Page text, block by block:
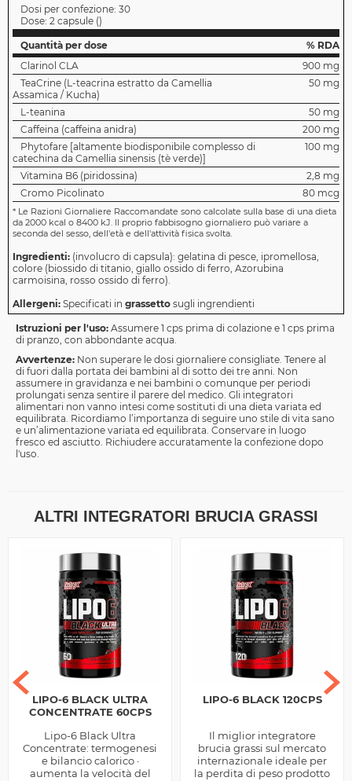
Dosi per confezione: 30
Dose: 2 capsule ()
Quantità per dose
% RDA
Clarinol CLA
900 mg
TeaCrine (L-teacrina estratto da Camellia
Assamica / Kucha)
50 mg
L-teanina
50 mg
Caffeina (caffeina anidra)
200 mg
Phytofare [altamente biodisponibile complesso di
catechina da Camellia sinensis (tè verde)]
100 mg
Vitamina B6 (piridossina)
2,8 mg
Cromo Picolinato
80 mcg
* Le Razioni Giornaliere Raccomandate sono calcolate sulla base di una dieta
da 2000 kcal o 8400 kJ. Il proprio fabbisogno giornaliero può variare a
seconda del sesso, dell'età e dell'attività fisica svolta.
Ingredienti: (involucro di capsula): gelatina di pesce, ipromellosa,
colore (biossido di titanio, giallo ossido di ferro, Azorubina
carmoisina, rosso ossido di ferro).
Allergeni: Specificati in grassetto sugli ingrendienti
Istruzioni per l'uso: Assumere 1 cps prima di colazione e 1 cps prima
di pranzo, con abbondante acqua.
Avvertenze: Non superare le dosi giornaliere consigliate. Tenere al
di fuori dalla portata dei bambini al di sotto dei tre anni. Non
assumere in gravidanza e nei bambini o comunque per periodi
prolungati senza sentire il parere del medico. Gli integratori
alimentari non vanno intesi come sostituti di una dieta variata ed
equilibrata. Ricordiamo l’importanza di seguire uno stile di vita sano
e un’alimentazione variata ed equilibrata. Conservare in luogo
fresco ed asciutto. Richiudere accuratamente la confezione dopo
l'uso.
ALTRI INTEGRATORI BRUCIA GRASSI
LIPO-6 BLACK ULTRA
CONCENTRATE 60CPS
Lipo-6 Black Ultra
Concentrate: termogenesi
e bilancio calorico ·
aumenta la velocità del
LIPO-6 BLACK 120CPS
Il miglior integratore
brucia grassi sul mercato
internazionale ideale per
la perdita di peso prodotto